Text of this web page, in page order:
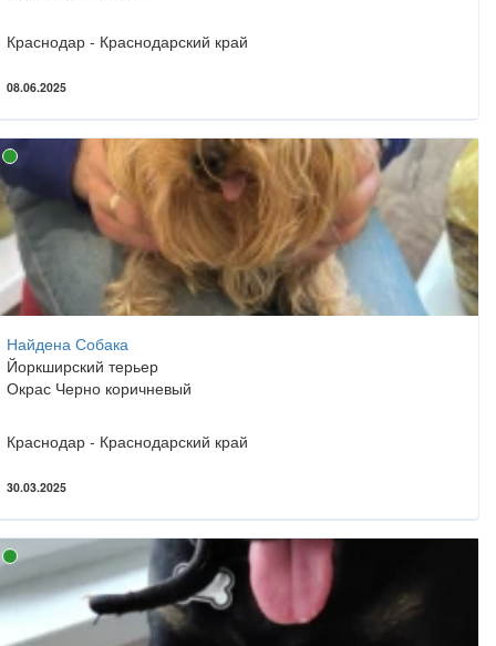
Краснодар - Краснодарский край
08.06.2025
Найдена Собака
Йоркширский терьер
Окрас Черно коричневый
Краснодар - Краснодарский край
30.03.2025